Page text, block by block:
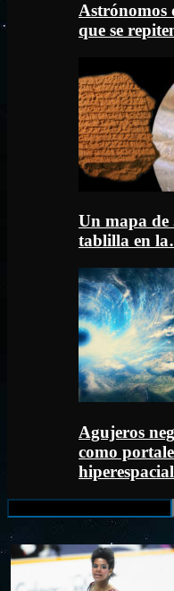
Astrónomos
que se
Un mapa de
tablilla en
Agujeros
como